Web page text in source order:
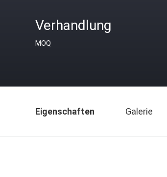
Verhandlung
MOQ
Eigenschaften Galerie